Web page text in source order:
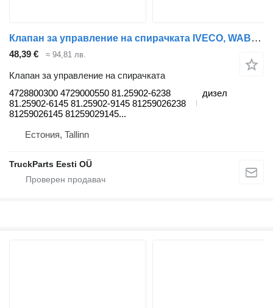
Клапан за управление на спирачката IVECO, WABCO Stralis (01.02-) 4728800300 за влекач IVECO Stralis, Trakker (2002-)
48,39 € ≈ 94,81 лв.
Клапан за управление на спирачката
4728800300 4729000550 81.25902-6238
81.25902-6145 81.25902-9145 81259026238
81259026145 81259029145...
дизел
Естония, Tallinn
TruckParts Eesti OÜ